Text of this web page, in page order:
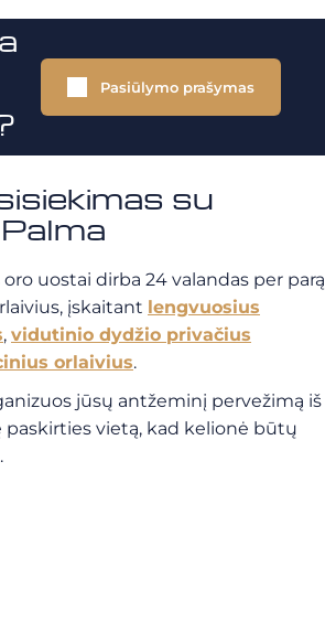
Pasiūlymo prašymas
su
uostai dirba 24 valandas per parą
įskaitant lengvuosius
, vidutinio dydžio privačius
orlaivius.
jūsų antžeminį pervežimą iš
vietą, kad kelionė būtų